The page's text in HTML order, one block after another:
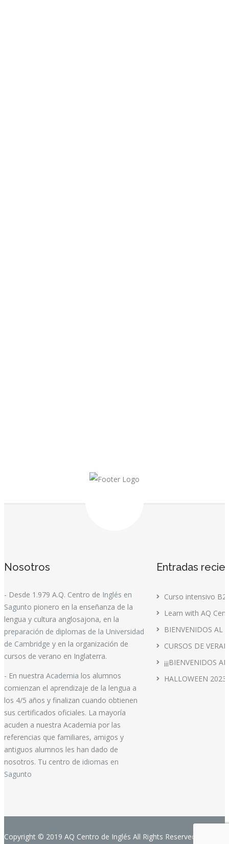
Nosotros
- Desde 1.979 A.Q. Centro de Inglés en
Sagunto pionero en la enseñanza de la
lengua y cultura anglosajona, en la
preparación de diplomas de la Universidad
de Cambridge y en la organización de
cursos de verano en Inglaterra.
- En nuestra Academia los alumnos
comienzan el aprendizaje de la lengua a
los 4/5 años y finalizan cuando obtienen
sus certificados oficiales. La mayoría
acuden a nuestra Academia por las
referencias que familiares, amigos y
antiguos alumnos les han dado de
nosotros. Tu centro de idiomas en
Sagunto
Entradas
Curso intensivo B2
Learn with AQ
BIENVENIDOS AL
CURSOS DE
¡¡¡BIENVENIDOS
HALLOWEEN 2023
Copyright © 2019 AQ Centro de Inglés All Rights Reserved